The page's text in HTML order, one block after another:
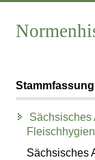
Stammfassung
Sächsisches
Sächsisches